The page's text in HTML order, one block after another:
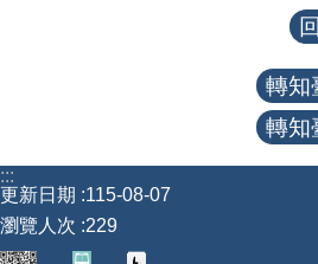
轉知
轉知
:::
更新日期
115-08-07
瀏覽人次 229